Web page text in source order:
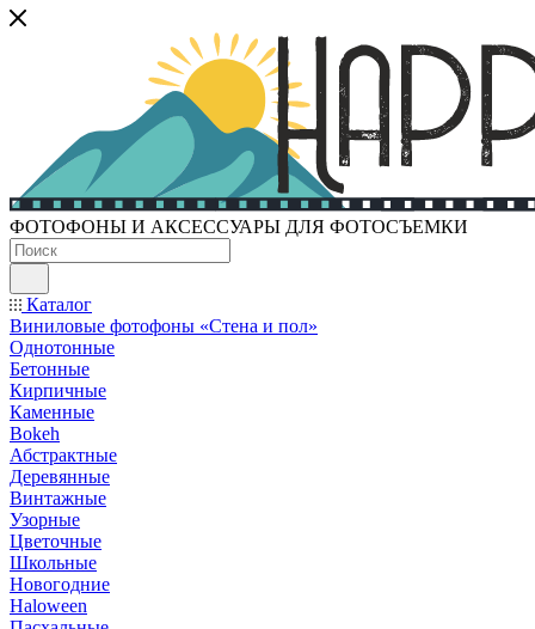
ФОТОФОНЫ И АКСЕССУАРЫ ДЛЯ ФОТОСЪЕМКИ
Каталог
Виниловые фотофоны «Стена и пол»
Однотонные
Бетонные
Кирпичные
Каменные
Bokeh
Абстрактные
Деревянные
Винтажные
Узорные
Цветочные
Школьные
Новогодние
Haloween